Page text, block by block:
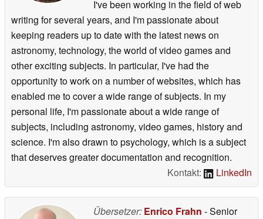
I've been working in the field of web
writing for several years, and I'm passionate about
keeping readers up to date with the latest news on
astronomy, technology, the world of video games and
other exciting subjects. In particular, I've had the
opportunity to work on a number of websites, which has
enabled me to cover a wide range of subjects. In my
personal life, I'm passionate about a wide range of
subjects, including astronomy, video games, history and
science. I'm also drawn to psychology, which is a subject
that deserves greater documentation and recognition.
Kontakt:
LinkedIn
Übersetzer: Enrico Frahn - Senior